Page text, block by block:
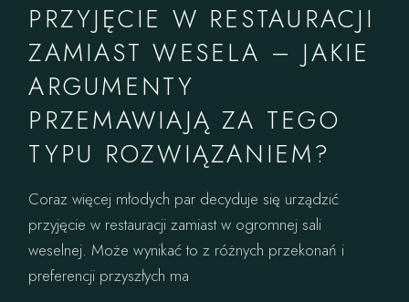
PRZYJĘCIE W RESTAURACJI
ZAMIAST WESELA – JAKIE
ARGUMENTY
PRZEMAWIAJĄ ZA TEGO
TYPU ROZWIĄZANIEM?
Coraz więcej młodych par decyduje się urządzić
przyjęcie w restauracji zamiast w ogromnej sali
weselnej. Może wynikać to z różnych przekonań i
preferencji przyszłych ma